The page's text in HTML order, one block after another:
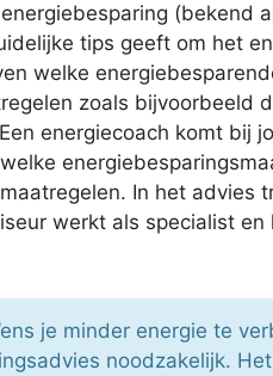
(bekend
tips geeft om het
welke
zoals bijvoorbeeld
energiecoach komt bij
In het
werkt als specialist
je minder energie te
noodzakelijk.